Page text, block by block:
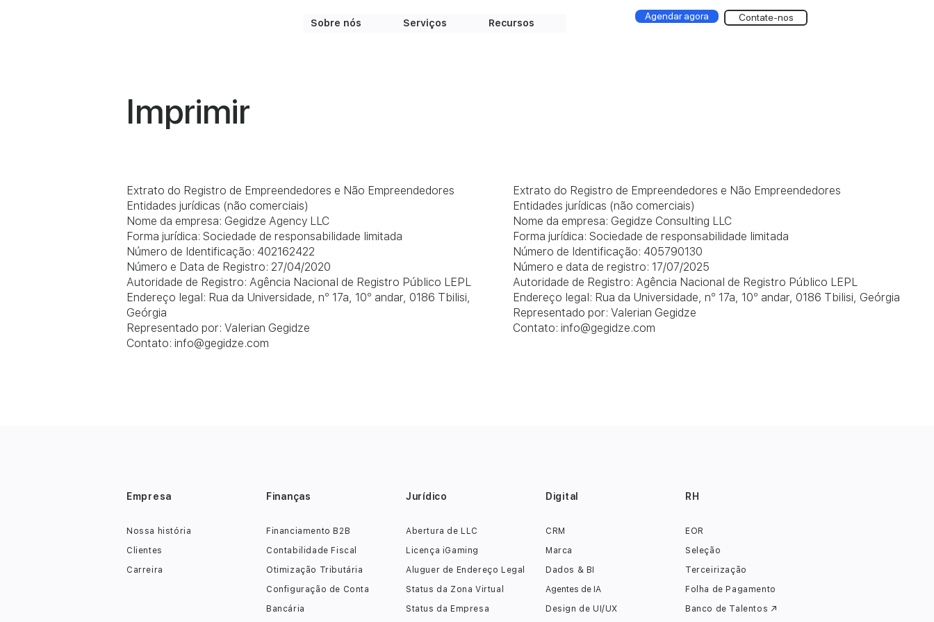
Sobre nós Serviços Recursos
Agendar agora Contate-nos
Imprimir
Extrato do Registro de Empreendedores e Não Empreendedores
Entidades jurídicas (não comerciais)
Nome da empresa: Gegidze Agency LLC
Forma jurídica: Sociedade de responsabilidade limitada
Número de Identificação: 402162422
Número e Data de Registro: 27/04/2020
Autoridade de Registro: Agência Nacional de Registro Público LEPL
Endereço legal: Rua da Universidade, nº 17a, 10º andar, 0186 Tbilisi,
Geórgia
Representado por: Valerian Gegidze
Contato: info@gegidze.com
Extrato do Registro de Empreendedores e Não Empreendedores
Entidades jurídicas (não comerciais)
Nome da empresa: Gegidze Consulting LLC
Forma jurídica: Sociedade de responsabilidade limitada
Número de Identificação: 405790130
Número e data de registro: 17/07/2025
Autoridade de Registro: Agência Nacional de Registro Público LEPL
Endereço legal: Rua da Universidade, nº 17a, 10º andar, 0186 Tbilisi, Geórgia
Representado por: Valerian Gegidze
Contato: info@gegidze.com
Empresa
Nossa história
Clientes
Carreira
Finanças
Financiamento B2B
Contabilidade Fiscal
Otimização Tributária
Configuração de Conta
Bancária
Jurídico
Abertura de LLC
Licença iGaming
Aluguer de Endereço Legal
Status da Zona Virtual
Status da Empresa
Digital
CRM
Marca
Dados & BI
Agentes de IA
Design de UI/UX
RH
EOR
Seleção
Terceirização
Folha de Pagamento
Banco de Talentos ↗